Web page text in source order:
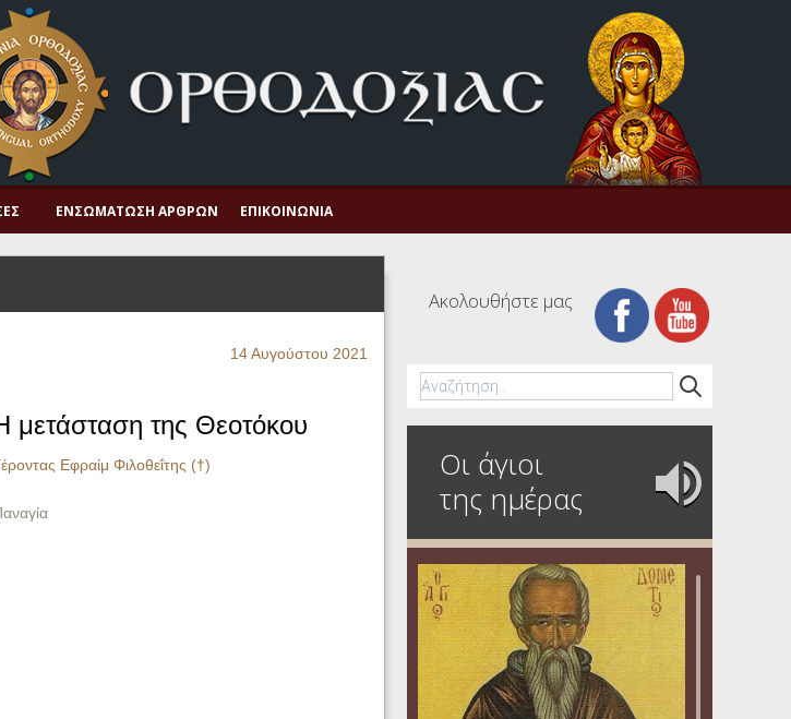
ΕΝΣΩΜΆΤΩΣΗ ΆΡΘΡΩΝ ΕΠΙΚΟΙΝΩΝΊΑ
14 Αυγούστου 2021
μετάσταση της Θεοτόκου
Εφραίμ Φιλοθεΐτης (†)
Ακολουθήστε μας
Οι άγιοι
της ημέρας